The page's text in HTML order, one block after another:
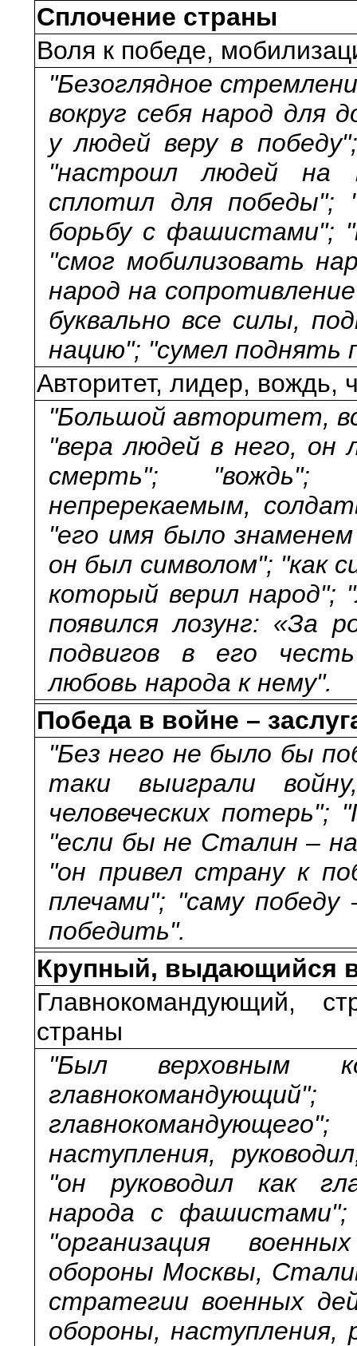
Сплочение страны
Воля к победе,
"Безоглядное
вокруг себя народ для
у людей веру в
"настроил людей на
сплотил для победы";
борьбу с фашистами";
"смог мобилизовать
народ на
буквально все силы,
нацию"; "сумел поднять
Авторитет, лидер, вождь,
"Большой авторитет,
"вера людей в него, он
смерть";
непререкаемым,
"его имя было
он был символом"; "как
который верил народ";
появился лозунг: «За
подвигов в его
любовь народа к нему".
Победа в войне –
"Без него не было бы
таки выиграли
человеческих потерь";
"если бы не Сталин –
"он привел страну к
плечами"; "саму
победить".
Крупный, выдающийся
Главнокомандующий,
страны
"Был верховным
наступления,
"он руководил как
народа с
"организация
обороны Москвы,
стратегии военных
обороны,